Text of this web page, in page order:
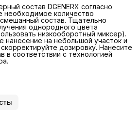
состав DGENERX согласно
необходимое количество
состав. Тщательно
однородного цвета
низкооборотный миксер).
нанесение на небольшой участок и
дозировку. Нанесите
в соответствии с технологией